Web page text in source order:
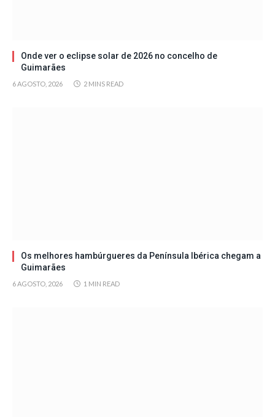
Onde ver o eclipse solar de 2026 no concelho de
Guimarães
6 AGOSTO, 2026 2 MINS READ
Os melhores hambúrgueres da Península Ibérica chegam a
Guimarães
6 AGOSTO, 2026 1 MIN READ